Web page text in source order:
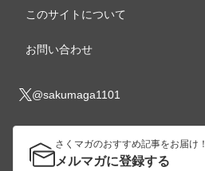
このサイトについて
お問い合わせ
@sakumaga1101
さくマガのおすすめ記事をお届け！
メルマガに登録する